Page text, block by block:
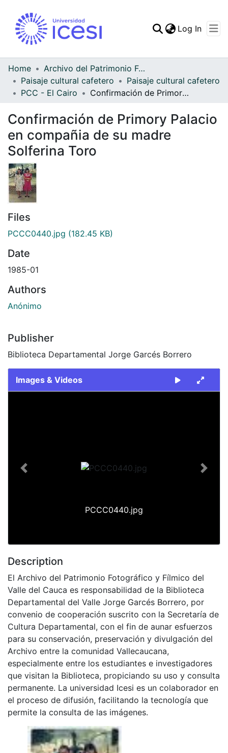
Statistics
Log In
Home
Archivo del Patrimonio Fotográfico y Fílmico del Valle del Cauca
Paisaje cultural cafetero
Paisaje cultural cafetero
PCC - El Cairo
Confirmación de Primory Palacio en compañia de su madre Solferina Toro
Confirmación de Primory Palacio
en compañia de su madre
Solferina Toro
Files
PCCC0440.jpg (182.45 KB)
Date
1985-01
Authors
Anónimo
Publisher
Biblioteca Departamental Jorge Garcés Borrero
Images & Videos
PCCC0440.jpg
Previous Next
Description
El Archivo del Patrimonio Fotográfico y Fílmico del
Valle del Cauca es responsabilidad de la Biblioteca
Departamental del Valle Jorge Garcés Borrero, por
convenio de cooperación suscrito con la Secretaría de
Cultura Departamental, con el fin de aunar esfuerzos
para su conservación, preservación y divulgación del
Archivo entre la comunidad Vallecaucana,
especialmente entre los estudiantes e investigadores
que visitan la Biblioteca, propiciando su uso y consulta
permanente. La universidad Icesi es un colaborador en
el proceso de difusión, facilitando la tecnología que
permite la consulta de las imágenes.